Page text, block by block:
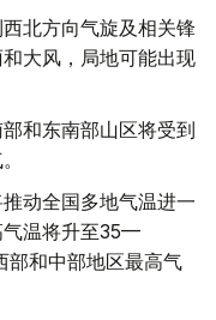
北方向气旋及相关锋
大风，局地可能出现
和东南部山区将受到
动全国多地气温进一
气温将升至35—
和中部地区最高气